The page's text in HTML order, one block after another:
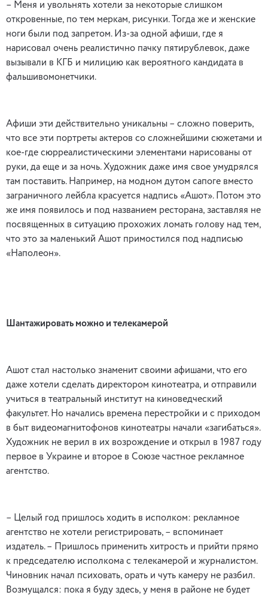
– Меня и увольнять хотели за некоторые слишком
откровенные, по тем меркам, рисунки. Тогда же и женские
ноги были под запретом. Из-за одной афиши, где я
нарисовал очень реалистично пачку пятирублевок, даже
вызывали в КГБ и милицию как вероятного кандидата в
фальшивомонетчики.
Афиши эти действительно уникальны – сложно поверить,
что все эти портреты актеров со сложнейшими сюжетами и
кое-где сюрреалистическими элементами нарисованы от
руки, да еще и за ночь. Художник даже имя свое умудрялся
там поставить. Например, на модном дутом сапоге вместо
заграничного лейбла красуется надпись «Ашот». Потом это
же имя появилось и под названием ресторана, заставляя не
посвященных в ситуацию прохожих ломать голову над тем,
что это за маленький Ашот примостился под надписью
«Наполеон».
Шантажировать можно и телекамерой
Ашот стал настолько знаменит своими афишами, что его
даже хотели сделать директором кинотеатра, и отправили
учиться в театральный институт на киноведческий
факультет. Но начались времена перестройки и с приходом
в быт видеомагнитофонов кинотеатры начали «загибаться».
Художник не верил в их возрождение и открыл в 1987 году
первое в Украине и второе в Союзе частное рекламное
агентство.
– Целый год пришлось ходить в исполком: рекламное
агентство не хотели регистрировать, – вспоминает
издатель. – Пришлось применить хитрость и прийти прямо
к председателю исполкома с телекамерой и журналистом.
Чиновник начал психовать, орать и чуть камеру не разбил.
Возмущался: пока я буду здесь, у меня в районе не будет